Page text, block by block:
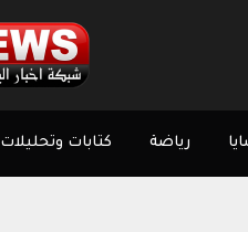
رياضة كتابات وتحليلات